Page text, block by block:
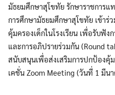
มัธยมศึกษาสุโขทัย รักษาราชการ
การศึกษามัธยมศึกษาสุโขทัย เข้าร่
คุ้มครองเด็กในโรงเรียน เพื่อรับฟั
และการอภิปรายร่วมกัน (Round
สนับสนุนเพื่อส่งเสริมการปกป้องคุ้
เคชั่น Zoom Meeting (วันที่ 1 มีน